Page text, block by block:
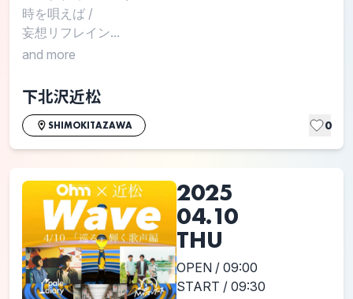
時を唄えば /
妄想リフレイン...
and more
下北沢近松
SHIMOKITAZAWA 0
2025
04.10
THU
OPEN / 09:00
START / 09:30